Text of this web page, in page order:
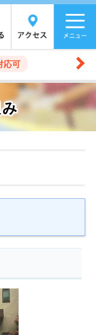
応可